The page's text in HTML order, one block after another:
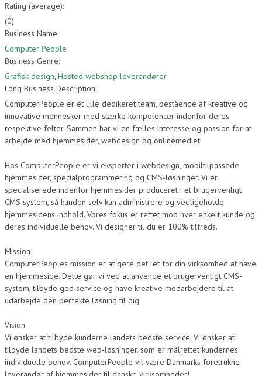
Rating (average):
(0)
Business Name:
Computer People
Business Genre:
Grafisk design, Hosted webshop leverandører
Long Business Description:
ComputerPeople er et lille dedikeret team, bestående af kreative og
innovative mennesker med stærke kompetencer indenfor deres
respektive felter. Sammen har vi en fælles interesse og passion for at
arbejde med hjemmesider, webdesign og onlinemediet.
Hos ComputerPeople er vi eksperter i webdesign, mobiltilpassede
hjemmesider, specialprogrammering og CMS-løsninger. Vi er
specialiserede indenfor hjemmesider produceret i et brugervenligt
CMS system, så kunden selv kan administrere og vedligeholde
hjemmesidens indhold. Vores fokus er rettet mod hver enkelt kunde og
deres individuelle behov. Vi designer til du er 100% tilfreds.
Mission
ComputerPeoples mission er at gøre det let for din virksomhed at have
en hjemmeside. Dette gør vi ved at anvende et brugervenligt CMS-
system, tilbyde god service og have kreative medarbejdere til at
udarbejde den perfekte løsning til dig.
Vision
Vi ønsker at tilbyde kunderne landets bedste service. Vi ønsker at
tilbyde landets bedste web-løsninger. som er målrettet kundernes
individuelle behov. ComputerPeople vil være Danmarks foretrukne